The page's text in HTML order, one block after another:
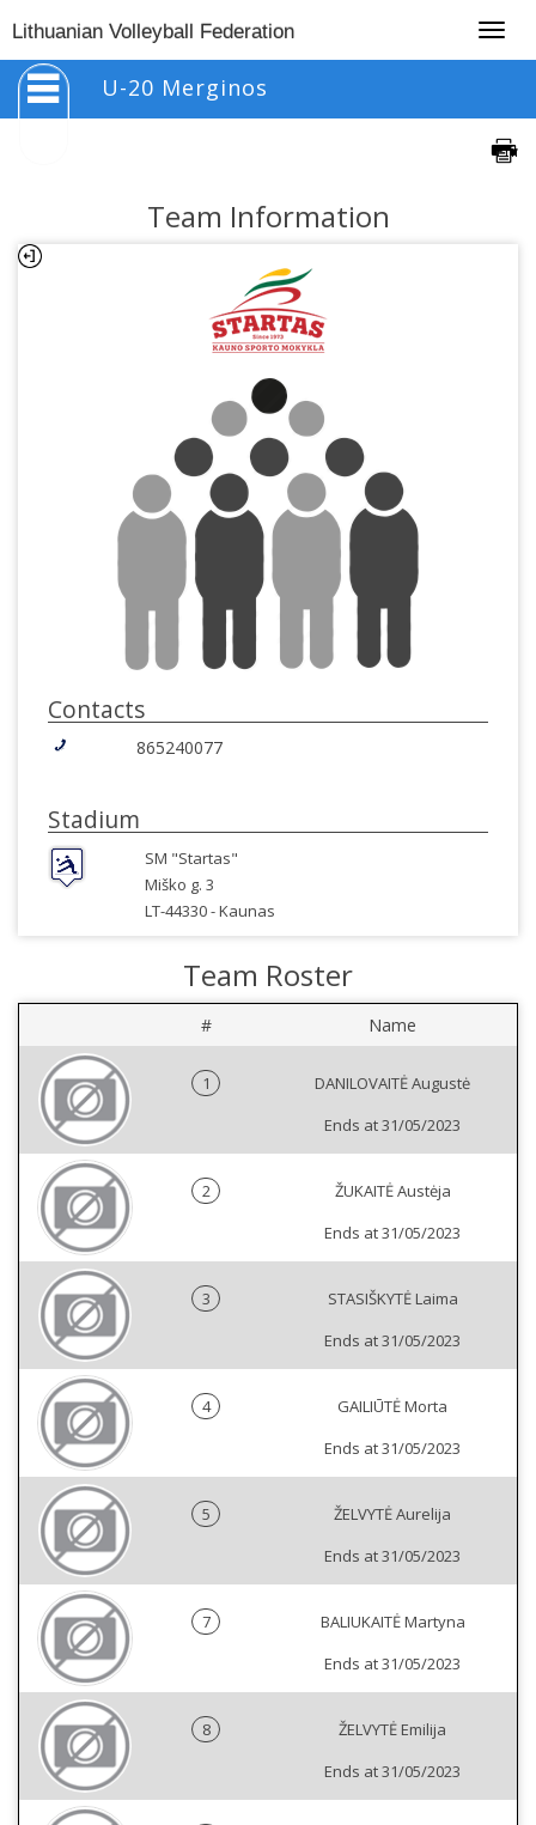
Lithuanian Volleyball Federation
U-20 Merginos
Team Information
Contacts
865240077
Stadium
SM "Startas"
Miško g. 3
LT-44330 -Kaunas
Team Roster
# Name
1
DANILOVAITĖ Augustė
Ends at 31/05/2023
2
ŽUKAITĖ Austėja
Ends at 31/05/2023
3
STASIŠKYTĖ Laima
Ends at 31/05/2023
4
GAILIŪTĖ Morta
Ends at 31/05/2023
5
ŽELVYTĖ Aurelija
Ends at 31/05/2023
7
BALIUKAITĖ Martyna
Ends at 31/05/2023
8
ŽELVYTĖ Emilija
Ends at 31/05/2023